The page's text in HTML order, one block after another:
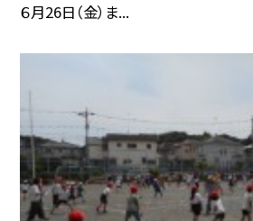
６月26日（金）ま...